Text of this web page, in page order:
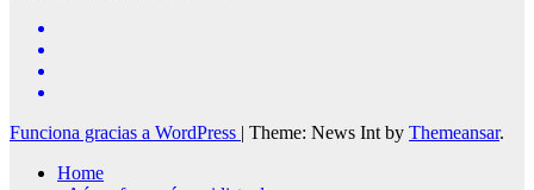
Funciona gracias a WordPress | Theme: News Int by Themeansar.
Home